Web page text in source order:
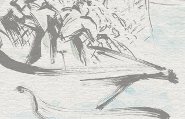
おまかせ10貫盛り 2,420円
おすすめ11貫盛り
天然ブリ
440円
グルメ盛り
1,540円